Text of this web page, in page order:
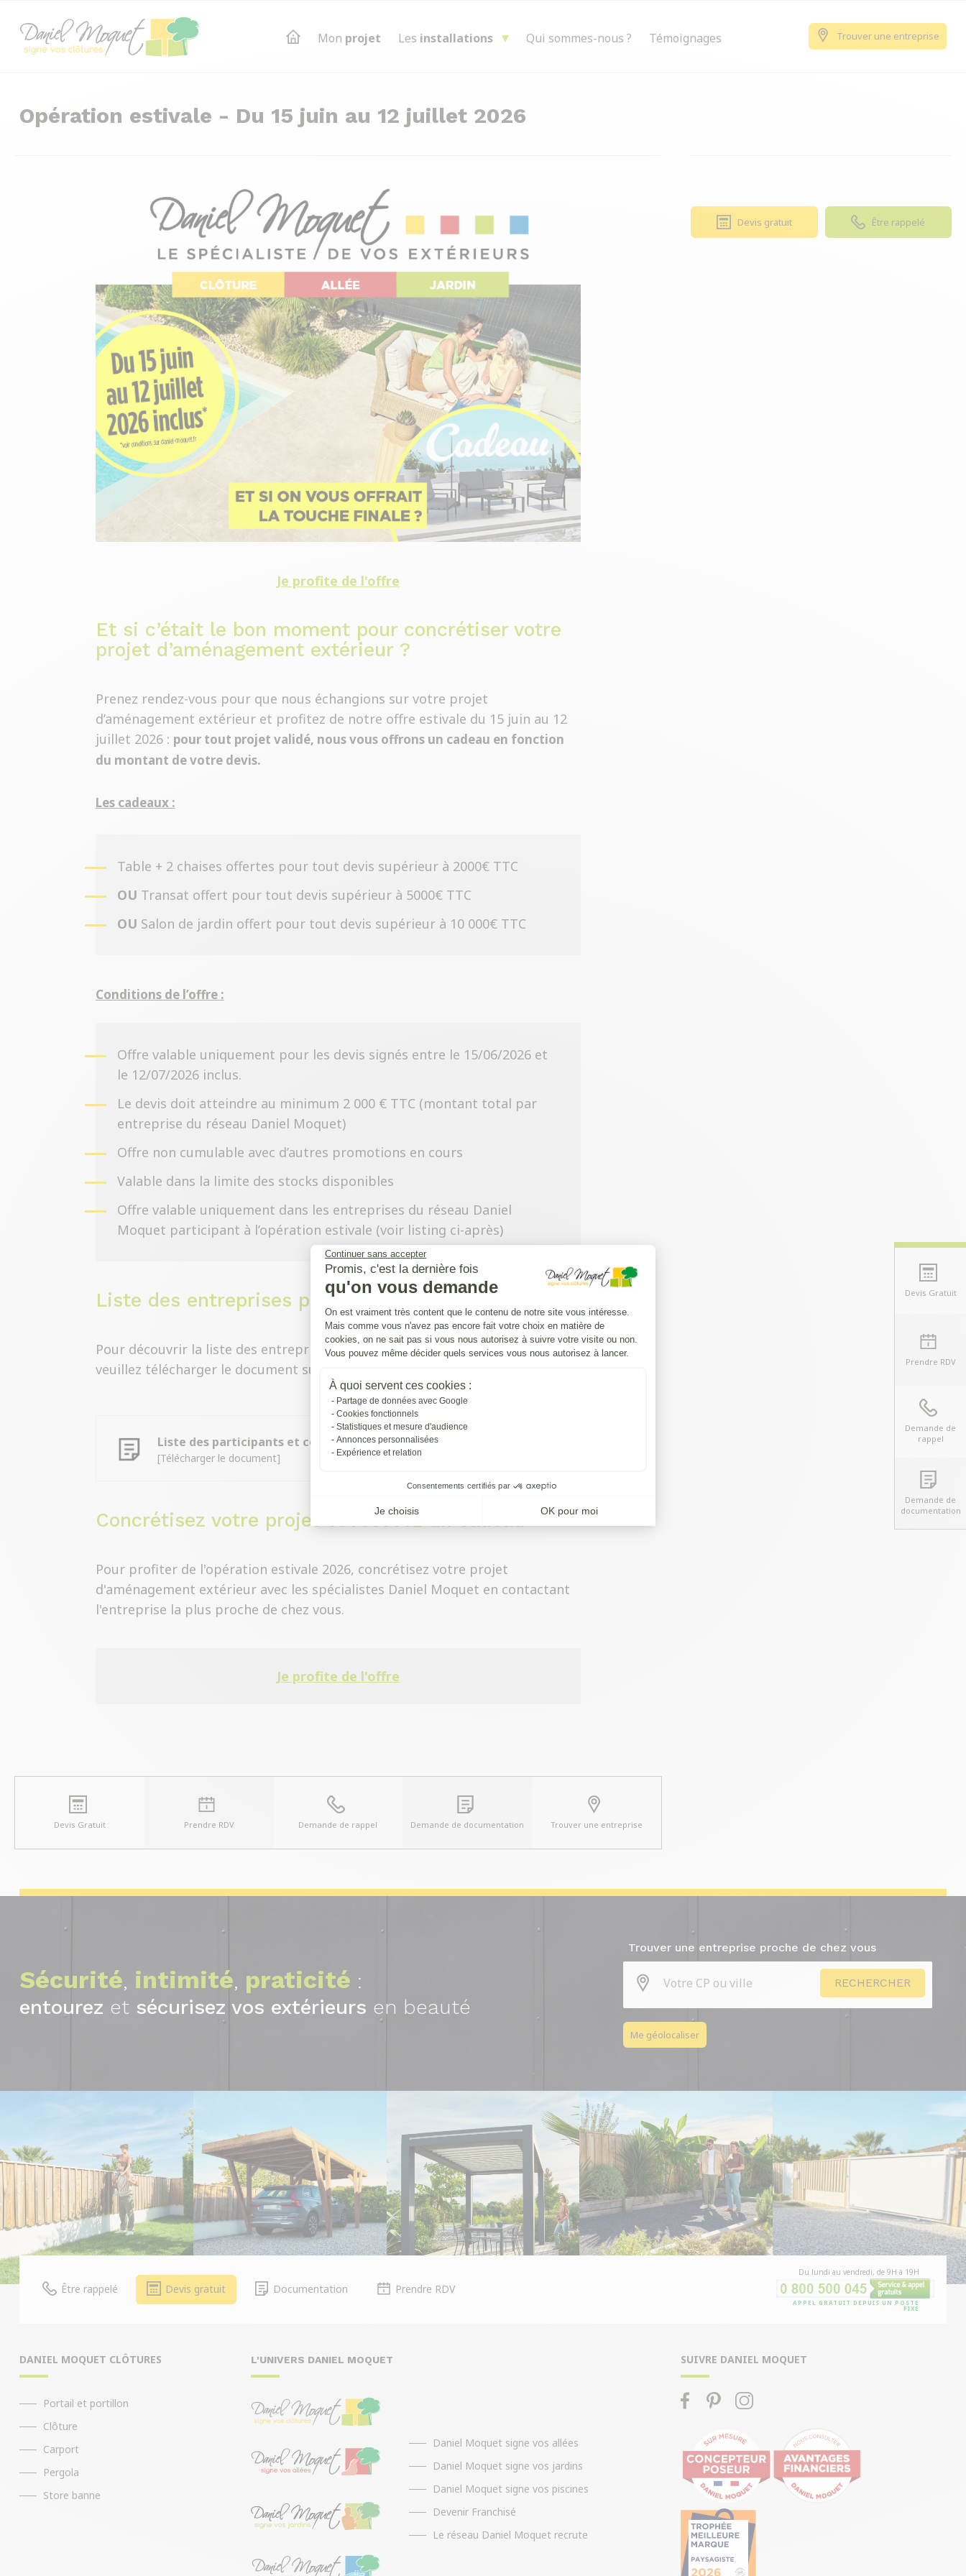
Continuer sans accepter
Promis, c'est la dernière fois
qu'on vous demande
Plateforme de Gestion du Consentement : Personnalisez vos Options
On est vraiment très content que le contenu de notre site vous intéresse.
Mais comme vous n'avez pas encore fait votre choix en matière de
cookies, on ne sait pas si vous nous autorisez à suivre votre visite ou non.
Vous pouvez même décider quels services vous nous autorisez à lancer.
À quoi servent ces cookies :
Partage de données avec Google
Cookies fonctionnels
Statistiques et mesure d'audience
Annonces personnalisées
Expérience et relation
Consentements certifiés par
Je choisis OK pour moi
Axeptio consent
Mon projet Les installations Qui sommes-nous ? Témoignages Trouver une entreprise
Opération estivale - Du 15 juin au 12 juillet 2026
Je profite de l'offre
Et si c’était le bon moment pour concrétiser votre
projet d’aménagement extérieur ?
Prenez rendez-vous pour que nous échangions sur votre projet
d’aménagement extérieur et profitez de notre offre estivale du 15 juin au 12
juillet 2026 : pour tout projet validé, nous vous offrons un cadeau en fonction
du montant de votre devis.
Les cadeaux :
Table + 2 chaises offertes pour tout devis supérieur à 2000€ TTC
OU Transat offert pour tout devis supérieur à 5000€ TTC
OU Salon de jardin offert pour tout devis supérieur à 10 000€ TTC
Conditions de l’offre :
Offre valable uniquement pour les devis signés entre le 15/06/2026 et
le 12/07/2026 inclus.
Le devis doit atteindre au minimum 2 000 € TTC (montant total par
entreprise du réseau Daniel Moquet)
Offre non cumulable avec d’autres promotions en cours
Valable dans la limite des stocks disponibles
Offre valable uniquement dans les entreprises du réseau Daniel
Moquet participant à l’opération estivale (voir listing ci-après)
Liste des entreprises participantes à l'opération
Pour découvrir la liste des entreprises participantes à l'opération estivale,
veuillez télécharger le document suivant :
Liste des participants et conditions à l'opération estivale 2026
[Télécharger le document]
Concrétisez votre projet et recevez un cadeau
Pour profiter de l'opération estivale 2026, concrétisez votre projet
d'aménagement extérieur avec les spécialistes Daniel Moquet en contactant
l'entreprise la plus proche de chez vous.
Je profite de l'offre
Devis Gratuit Prendre RDV Demande de rappel Demande de documentation Trouver une entreprise
Devis gratuit Être rappelé
Devis Gratuit
Prendre RDV
Demande de
rappel
Demande de
documentation
Sécurité, intimité, praticité :
entourez et sécurisez vos extérieurs en beauté
Trouver une entreprise proche de chez vous
Me géolocaliser
Être rappelé Devis gratuit Documentation Prendre RDV
Du lundi au vendredi, de 9H à 19H
APPEL GRATUIT DEPUIS UN POSTE
FIXE
DANIEL MOQUET CLÔTURES
Portail et portillon
Clôture
Carport
Pergola
Store banne
L'UNIVERS DANIEL MOQUET
Daniel Moquet signe vos allées
Daniel Moquet signe vos jardins
Daniel Moquet signe vos piscines
Devenir Franchisé
Le réseau Daniel Moquet recrute
SUIVRE DANIEL MOQUET